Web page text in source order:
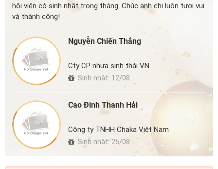
hội viên có sinh nhật trong tháng. Chúc anh chị luôn tươi vui
và thành công!
Nguyễn Chiến Thắng
Cty CP nhựa sinh thái VN
Sinh nhật: 12/08
Cao Đình Thanh Hải
Công ty TNHH Chaka Việt Nam
Sinh nhật: 25/08